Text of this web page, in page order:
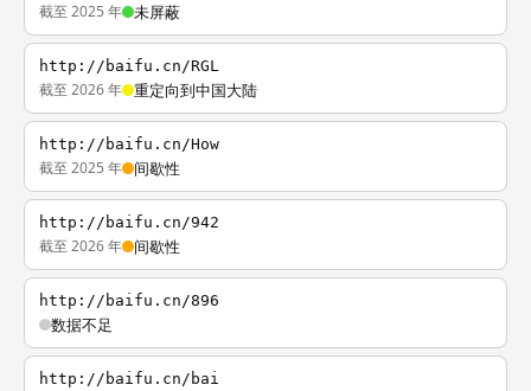
截至 2025 年 未屏蔽
http://baifu.cn/RGL
截至 2026 年 重定向到中国大陆
http://baifu.cn/How
截至 2025 年 间歇性
http://baifu.cn/942
截至 2026 年 间歇性
http://baifu.cn/896
数据不足
http://baifu.cn/bai